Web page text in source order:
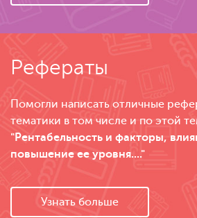
Рефераты
Помогли написать отличные
тематики в том числе и по этой
"Рентабельность и факторы,
повышение ее уровня...."
Узнать больше